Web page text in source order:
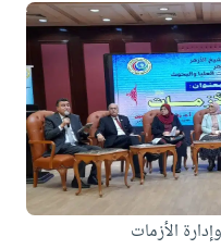
الأزمات